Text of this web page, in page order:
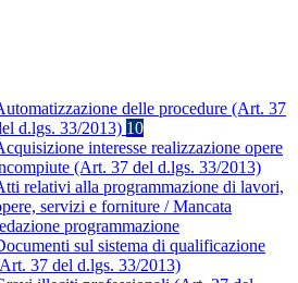
delle procedure (Art. 37
d.lgs. 33/2013) 10
interesse realizzazione opere
(Art. 37 del d.lgs. 33/2013)
relativi alla programmazione di lavori,
servizi e forniture / Mancata
programmazione
sul sistema di qualificazione
37 del d.lgs. 33/2013)